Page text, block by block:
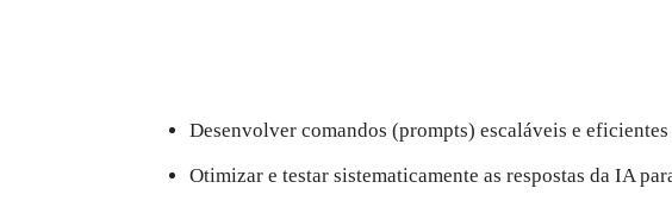
Desenvolver comandos (prompts) escaláveis e eficientes
Otimizar e testar sistematicamente as respostas da IA